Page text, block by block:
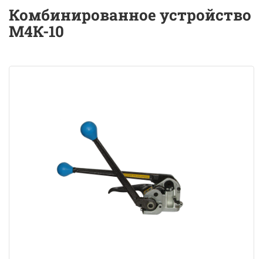
Комбинированное устройство
М4К-10